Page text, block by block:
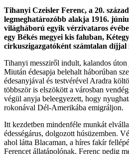
Tihanyi Czeisler Ferenc, a 20.
legmeghatározóbb alakja 1916.
világháború egyik vérzivataros
egy Békés megyei kis faluban,
cirkuszigazgatóként számtalan díjjal
Tihanyi messziről indult, kalandos
Miután édesapja belehalt háborúban
édesanyjával és testvérével Aradra
többször is elszökött a városban
végül anyja beleegyezett, hogy
rokonával Dél-Amerikába emigráljon.
Itt kezdetben mindenféle munkát
édességárus, dolgozott húsüzemben.
ahol látta Blacaman, a híres fakír
Ferencet állatápolónak, Ferenc pedig